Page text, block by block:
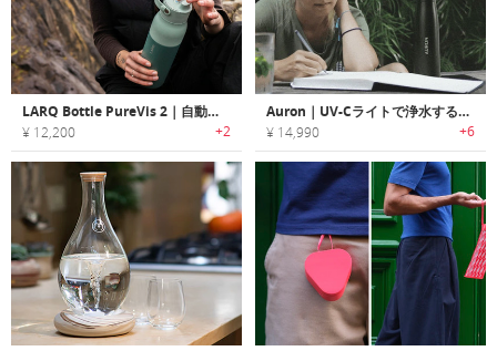
LARQ Bottle PureVis 2｜自動クリーニングする浄水機能付きウォーターボトル
¥ 12,200 +2
Auron｜UV-Cライトで浄水するセルフクリーニングスマートボトル「オーロン」
¥ 14,990 +6